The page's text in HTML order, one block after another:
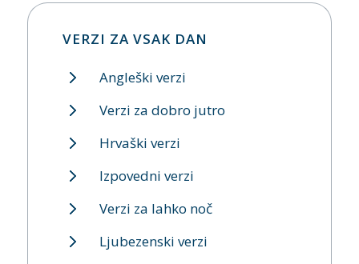
VERZI ZA VSAK DAN
Angleški verzi
Verzi za dobro jutro
Hrvaški verzi
Izpovedni verzi
Verzi za lahko noč
Ljubezenski verzi